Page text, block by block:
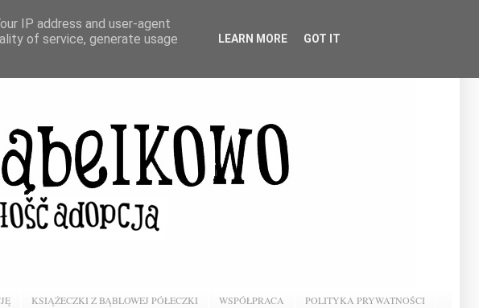
KSIĄŻECZKI Z BĄBLOWEJ PÓŁECZKI WSPÓŁPRACA POLITYKA PRYWATNOŚCI
IP address and user-agent
of service, generate usage
LEARN MORE GOT IT